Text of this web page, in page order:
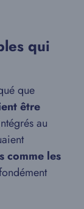
qui
que
être
au
comme les